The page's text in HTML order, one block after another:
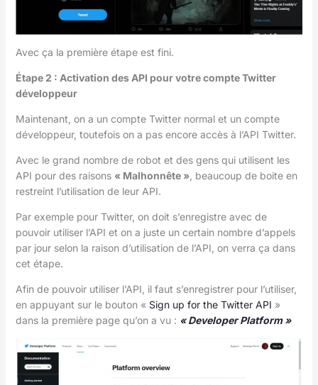
Avec ça la première étape est fini.
Étape 2 : Activation des API pour votre compte Twitter
développeur
Maintenant, on a un compte Twitter normal et un compte
développeur, toutefois on a pas encore accès à l’API Twitter.
Avec le grand nombre de robot et des gens qui utilisent les
API pour des raisons « Malhonnête », beaucoup de boite en
restreint l’utilisation de leur API.
Par exemple pour Twitter, on doit s’enregistre avec de
pouvoir utiliser l’API et on a juste un certain nombre d’appels
par jour selon la raison d’utilisation de l’API, on verra ça dans
cet étape.
Afin de pouvoir utiliser l’API, il faut s’enregistrer pour l’utiliser,
en appuyant sur le bouton « Sign up for the Twitter API »
dans la première page qu’on a vu : « Developer Platform »